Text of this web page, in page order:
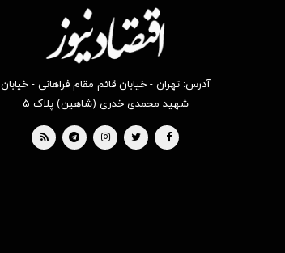
آدرس: تهران - خیابان قائم مقام فراهانی - خیابان
شهید محمدی خدری (شاهین) پلاک ۵